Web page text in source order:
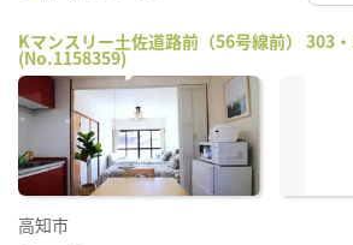
Kマンスリー土佐道路前（56号線前） 303・
(No.1158359)
高知市